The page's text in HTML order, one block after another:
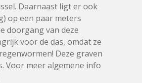
Daarnaast ligt er ook
op een paar meters
doorgang van deze
voor de das, omdat ze
Deze graven
Voor meer algemene info